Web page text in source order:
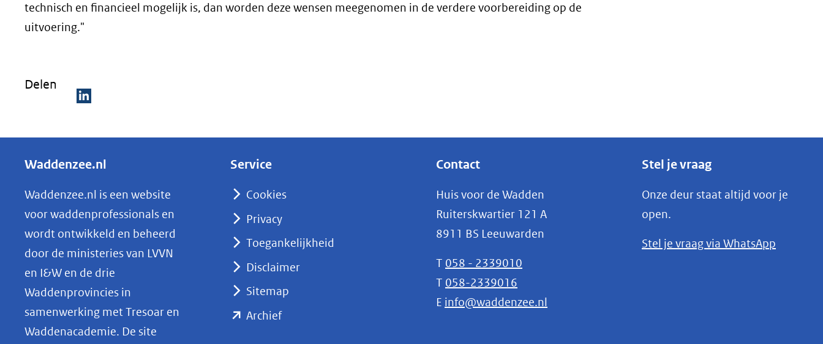
technisch en financieel mogelijk is, dan worden deze wensen meegenomen in de verdere voorbereiding op de
uitvoering."
Delen
e
e
n
o
p
L
k
e
d
Waddenzee.nl
Waddenzee.nl is een website
voor waddenprofessionals en
wordt ontwikkeld en beheerd
door de ministeries van LVVN
en I&W en de drie
Waddenprovincies in
samenwerking met Tresoar en
Waddenacademie. De site
Service
Cookies
Privacy
Toegankelijkheid
Disclaimer
Sitemap
Archief(opent
Contact
Huis voor de Wadden
Ruiterskwartier 121 A
8911 BS Leeuwarden
T 058 - 2339010
T 058-2339016
E info@waddenzee.nl
Stel je vraag
Onze deur staat altijd voor je
open.
Stel je vraag via WhatsApp